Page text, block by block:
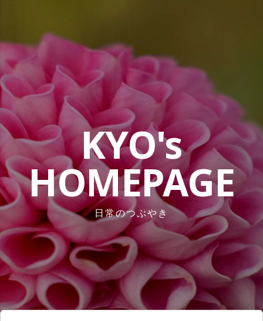
ン
ツ
へ
ス
キ
ッ
プ
KYO's
HOMEPAGE
日常のつぶやき